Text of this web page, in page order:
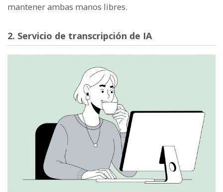
mantener ambas manos libres.
2. Servicio de transcripción de IA